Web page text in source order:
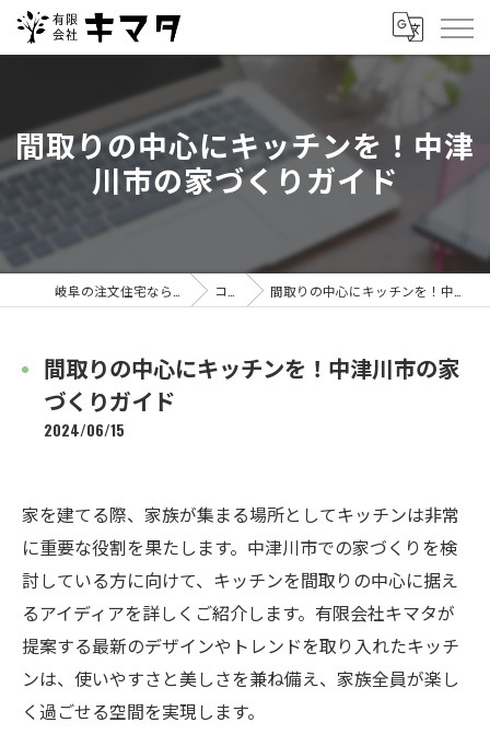
間取りの中心にキッチンを！中津
川市の家づくりガイド
コラム 間取りの中心にキッチンを！中津川市の家づくりガイド
間取りの中心にキッチンを！中津川市の家
づくりガイド
2024/06/15
家を建てる際、家族が集まる場所としてキッチンは非常
に重要な役割を果たします。中津川市での家づくりを検
討している方に向けて、キッチンを間取りの中心に据え
るアイディアを詳しくご紹介します。有限会社キマタが
提案する最新のデザインやトレンドを取り入れたキッチ
ンは、使いやすさと美しさを兼ね備え、家族全員が楽し
く過ごせる空間を実現します。